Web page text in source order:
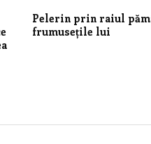
Pelerin prin raiul
frumusețile lui